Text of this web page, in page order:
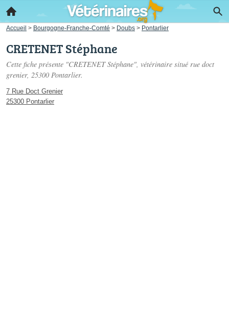
Accueil > Bourgogne-Franche-Comté > Doubs > Pontarlier
CRETENET Stéphane
Cette fiche présente "CRETENET Stéphane", vétérinaire situé rue doct
grenier, 25300 Pontarlier.
7 Rue Doct Grenier
25300 Pontarlier